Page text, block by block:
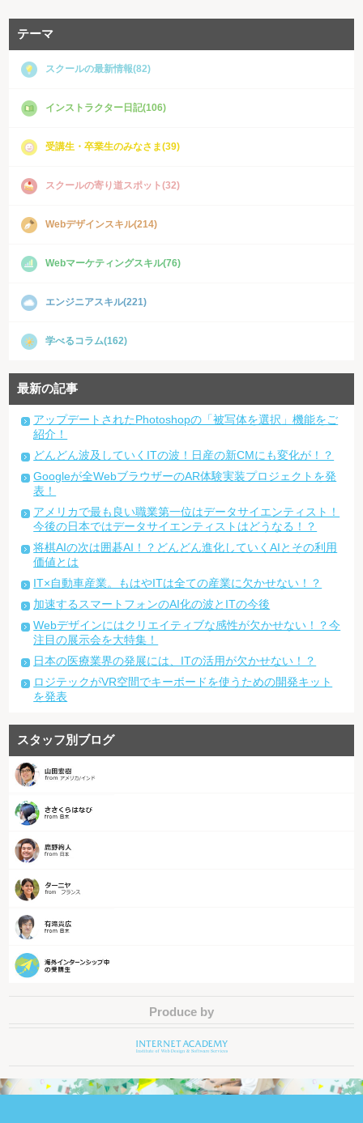
テーマ
スクールの最新情報(82)
インストラクター日記(106)
受講生・卒業生のみなさま(39)
スクールの寄り道スポット(32)
Webデザインスキル(214)
Webマーケティングスキル(76)
エンジニアスキル(221)
学べるコラム(162)
最新の記事
アップデートされたPhotoshopの「被写体を選択」機能をご
紹介！
どんどん波及していくITの波！日産の新CMにも変化が！？
Googleが全WebブラウザーのAR体験実装プロジェクトを発
表！
アメリカで最も良い職業第一位はデータサイエンティスト！
今後の日本ではデータサイエンティストはどうなる！？
将棋AIの次は囲碁AI！？どんどん進化していくAIとその利用
価値とは
IT×自動車産業。もはやITは全ての産業に欠かせない！？
加速するスマートフォンのAI化の波とITの今後
Webデザインにはクリエイティブな感性が欠かせない！？今
注目の展示会を大特集！
日本の医療業界の発展には、ITの活用が欠かせない！？
ロジテックがVR空間でキーボードを使うための開発キット
を発表
スタッフ別ブログ
Produce by